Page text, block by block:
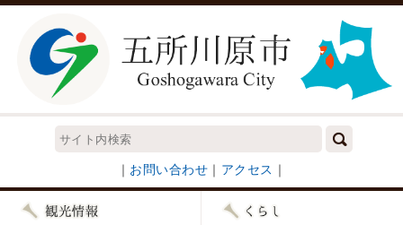
｜ お問い合わせ ｜ アクセス ｜